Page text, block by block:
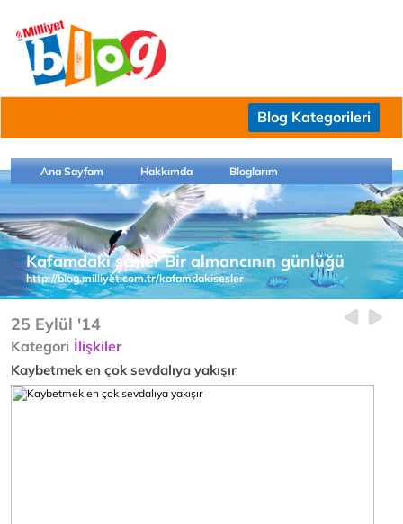
Blog Kategorileri
Ana Sayfam Hakkımda Bloglarım
Kafamdaki sesler Bir almancının günlüğü
http://blog.milliyet.com.tr/kafamdakisesler
25 Eylül '14
Kategori İlişkiler
Kaybetmek en çok sevdalıya yakışır